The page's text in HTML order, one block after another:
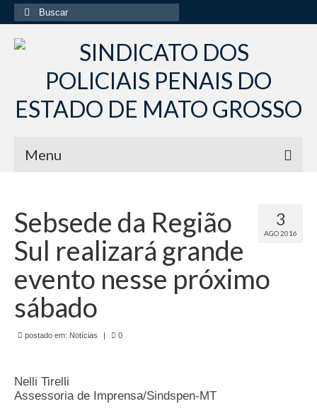
Buscar
por:
Menu
Institucional
Diretoria Sindsppen
Histórico do Sindsppen
Histórico do Sistema Penitenciário do Estado
Estatuto do Sindsppen
3
AGO 2016
Sebsede da Região
Sul realizará grande
evento nesse próximo
sábado
postado em: Notícias | 0
Nelli Tirelli
Assessoria de Imprensa/Sindspen-MT